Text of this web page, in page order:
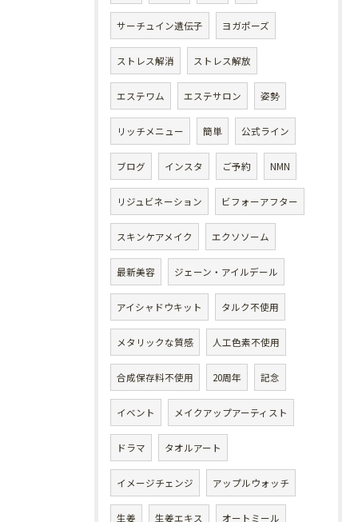
サーチュイン遺伝子 ヨガポーズ
ストレス解消 ストレス解放
エステワム エステサロン 姿勢
リッチメニュー 簡単 公式ライン
ブログ インスタ ご予約 NMN
リジュビネーション ビフォーアフター
スキンケアメイク エクソソーム
最新美容 ジェーン・アイルデール
アイシャドウキット タルク不使用
メタリックな質感 人工色素不使用
合成保存料不使用 20周年 記念
イベント メイクアップアーティスト
ドラマ タオルアート
イメージチェンジ アップルウォッチ
生姜 生姜エキス オートミール